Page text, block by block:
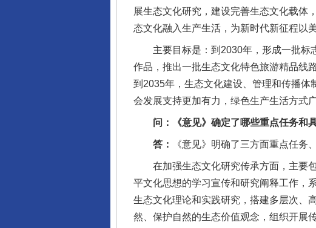
展生态文化研究，建设完善生态文化载体
态文化融入生产生活，为新时代新征程以
主要目标是：到2030年，形成一批标
作品，推出一批生态文化特色旅游精品线
到2035年，生态文化建设、管理和传播
会发展支持更加有力，绿色生产生活方式
问：《意见》确定了哪些重点任务和
答： 《意见》明确了三方面重点任务
在加强生态文化研究传承方面，主要包
平文化思想的学习宣传和研究阐释工作，
生态文化理论和实践研究，搭建多层次、
然、保护自然的生态价值观念，组织开展